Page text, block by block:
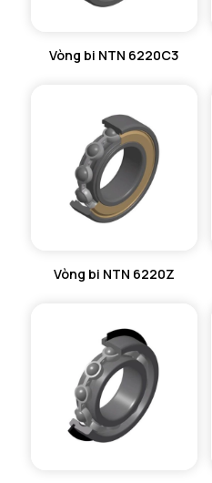
Vòng bi NTN 6220C3
Vòng bi NTN 6220Z